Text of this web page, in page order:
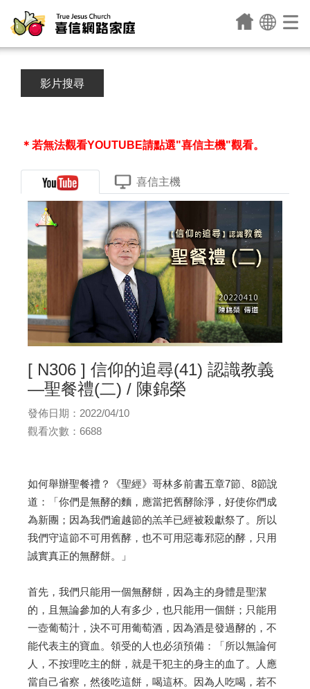
影片搜尋
＊若無法觀看YOUTUBE請點選"喜信主機"觀看。
喜信主機
[ N306 ] 信仰的追尋(41) 認識教義
—聖餐禮(二) / 陳錦榮
發佈日期：2022/04/10
觀看次數：6688
如何舉辦聖餐禮？《聖經》哥林多前書五章7節、8節說
道：「你們是無酵的麵，應當把舊酵除淨，好使你們成
為新團；因為我們逾越節的羔羊已經被殺獻祭了。所以
我們守這節不可用舊酵，也不可用惡毒邪惡的酵，只用
誠實真正的無酵餅。」
首先，我們只能用一個無酵餅，因為主的身體是聖潔
的，且無論參加的人有多少，也只能用一個餅；只能用
一壺葡萄汁，決不可用葡萄酒，因為酒是發過酵的，不
能代表主的寶血。領受的人也必須預備：「所以無論何
人，不按理吃主的餅，就是干犯主的身主的血了。人應
當自己省察，然後吃這餅，喝這杯。因為人吃喝，若不